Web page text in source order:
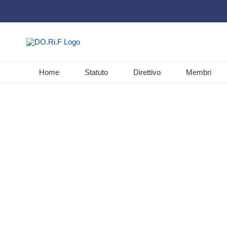
al
Home Statuto Direttivo Membri